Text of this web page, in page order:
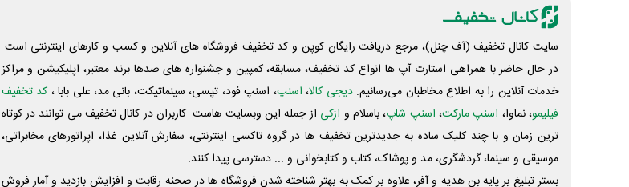
سایت کانال تخفیف (آف چنل)، مرجع دریافت رایگان کوپن و کد تخفیف فروشگاه های آنلاین و کسب و‌ کارهای اینترنتی است.
در حال حاضر با همراهی استارت آپ ها انواع کد تخفیف، مسابقه، کمپین و جشنواره های صدها برند معتبر، اپلیکیشن و مراکز
خدمات آنلاین را به اطلاع مخاطبان می‌رسانیم. دیجی کالا، اسنپ، اسنپ فود، تپسی، سینماتیکت، بانی مد، علی‌ بابا ، کد تخفیف
فیلیمو، نماوا، اسنپ مارکت، اسنپ شاپ، باسلام و ازکی از جمله این وبسایت ‌هاست. کاربران در کانال تخفیف می توانند در کوتاه
ترین زمان و با چند کلیک ساده به جدیدترین تخفیف ها در گروه تاکسی اینترنتی، سفارش آنلاین غذا، اپراتورهای مخابراتی،
موسیقی و سینما، گردشگری، مد و پوشاک، کتاب و کتابخوانی و ... دسترسی پیدا کنند.
بستر تبلیغ بر پایه بن هدیه و آفر، علاوه بر کمک به بهتر شناخته شدن فروشگاه ها در صحنه رقابت و افزایش بازدید و آمار فروش